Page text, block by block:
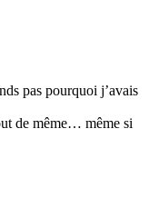
pas pourquoi j’avais
de même… même si